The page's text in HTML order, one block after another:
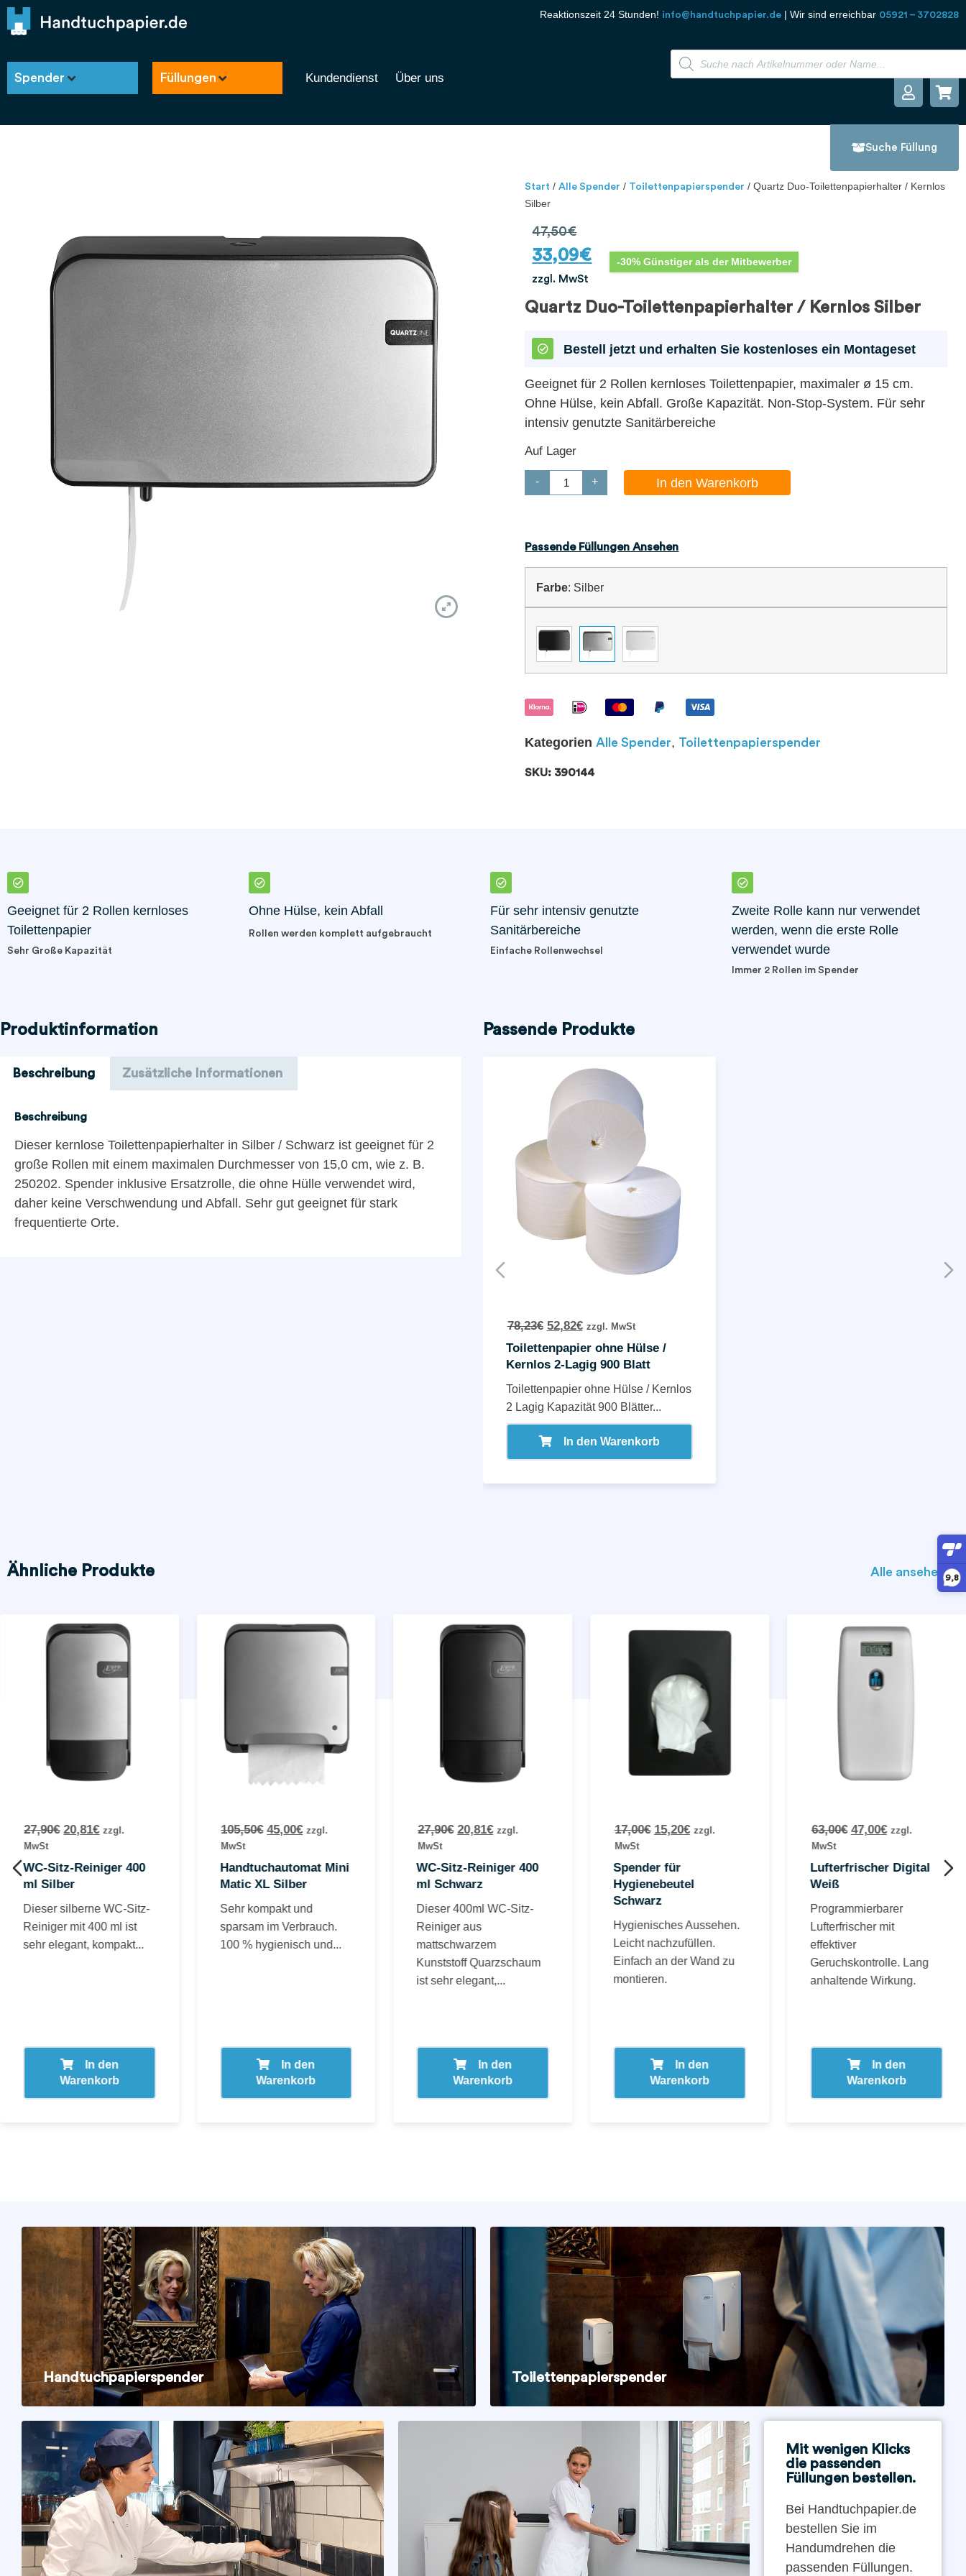
9,8
Reaktionszeit 24 Stunden! info@handtuchpapier.de | Wir sind erreichbar 05921 – 3702828
Spender Füllungen Kundendienst Über uns
Suche Füllung
Start /Alle Spender / Toilettenpapierspender / Quartz Duo-Toilettenpapierhalter / Kernlos
Silber
47,50€
33,09€
zzgl. MwSt
-30% Günstiger als der Mitbewerber
Quartz Duo-Toilettenpapierhalter / Kernlos Silber
Bestell jetzt und erhalten Sie kostenloses ein Montageset
Geeignet für 2 Rollen kernloses Toilettenpapier, maximaler ø 15 cm.
Ohne Hülse, kein Abfall. Große Kapazität. Non-Stop-System. Für sehr
intensiv genutzte Sanitärbereiche
Auf Lager
- + In den Warenkorb
Passende Füllungen Ansehen
Farbe: Silber
Kategorien Alle Spender, Toilettenpapierspender
SKU: 390144
Geeignet für 2 Rollen kernloses
Toilettenpapier
Sehr Große Kapazität
Ohne Hülse, kein Abfall
Rollen werden komplett aufgebraucht
Für sehr intensiv genutzte
Sanitärbereiche
Einfache Rollenwechsel
Zweite Rolle kann nur verwendet
werden, wenn die erste Rolle
verwendet wurde
Immer 2 Rollen im Spender
Produktinformation Passende Produkte
Beschreibung Zusätzliche Informationen
Beschreibung
Dieser kernlose Toilettenpapierhalter in Silber / Schwarz ist geeignet für 2
große Rollen mit einem maximalen Durchmesser von 15,0 cm, wie z. B.
250202. Spender inklusive Ersatzrolle, die ohne Hülle verwendet wird,
daher keine Verschwendung und Abfall. Sehr gut geeignet für stark
frequentierte Orte.
78,23€ 52,82€ zzgl. MwSt
Toilettenpapier ohne Hülse /
Kernlos 2-Lagig 900 Blatt
Toilettenpapier ohne Hülse / Kernlos
2 Lagig Kapazität 900 Blätter...
In den Warenkorb
Ähnliche Produkte Alle ansehen ❯
27,90€ 20,81€ zzgl.
MwSt
WC-Sitz-Reiniger 400
ml Silber
Dieser silberne WC-Sitz-
Reiniger mit 400 ml ist
sehr elegant, kompakt...
In den
Warenkorb
105,50€ 45,00€ zzgl.
MwSt
Handtuchautomat Mini
Matic XL Silber
Sehr kompakt und
sparsam im Verbrauch.
100 % hygienisch und...
In den
Warenkorb
27,90€ 20,81€ zzgl.
MwSt
WC-Sitz-Reiniger 400
ml Schwarz
Dieser 400ml WC-Sitz-
Reiniger aus
mattschwarzem
Kunststoff Quarzschaum
ist sehr elegant,...
In den
Warenkorb
17,00€ 15,20€ zzgl.
MwSt
Spender für
Hygienebeutel
Schwarz
Hygienisches Aussehen.
Leicht nachzufüllen.
Einfach an der Wand zu
montieren.
In den
Warenkorb
63,00€ 47,00€ zzgl.
MwSt
Lufterfrischer Digital
Weiß
Programmierbarer
Lufterfrischer mit
effektiver
Geruchskontrolle. Lang
anhaltende Wirkung.
In den
Warenkorb
Handtuchpapierspender Toilettenpapierspender
Mit wenigen Klicks
die passenden
Füllungen bestellen.
Bei Handtuchpapier.de
bestellen Sie im
Handumdrehen die
passenden Füllungen.